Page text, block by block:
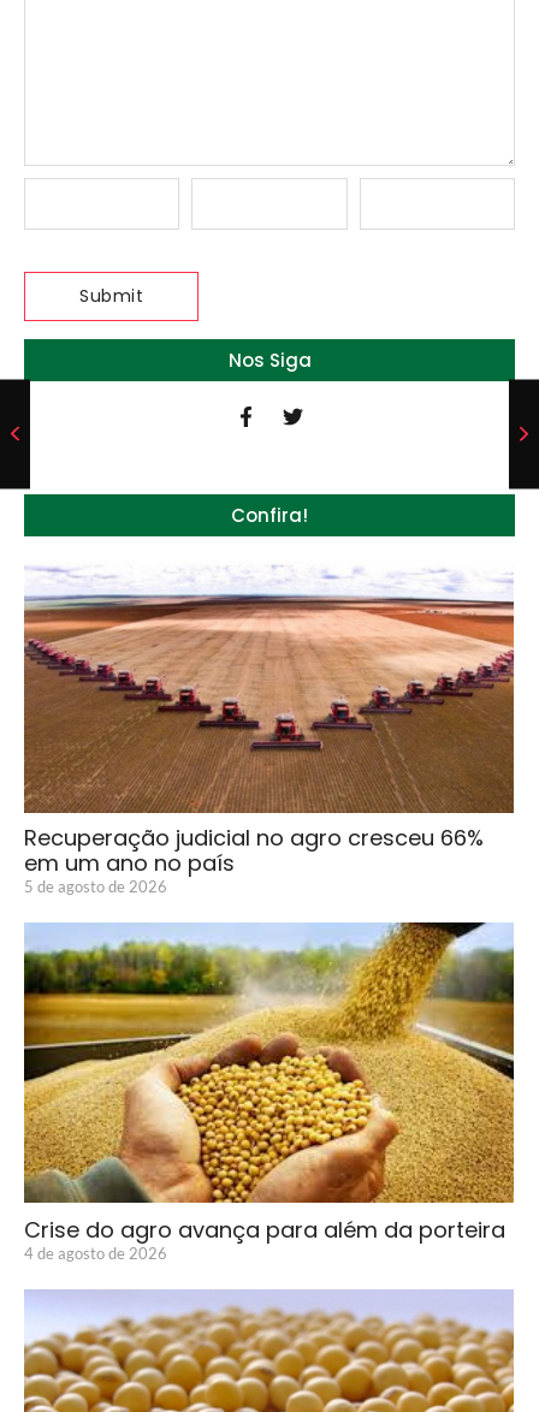
Nos Siga
Confira!
Recuperação judicial no agro cresceu 66%
em um ano no país
5 de agosto de 2026
Crise do agro avança para além da porteira
4 de agosto de 2026